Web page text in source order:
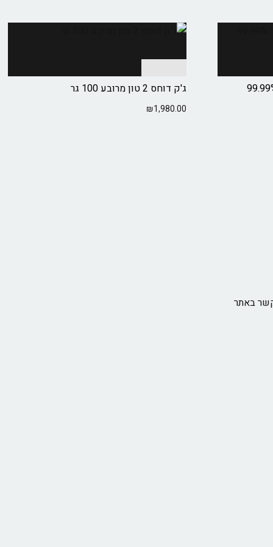
ג'ק דוחס 2 טון מרובע 100 גר
₪1,980.00
באתר